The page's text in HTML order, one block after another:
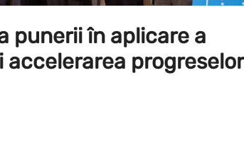
punerii în aplicare a
progreselor